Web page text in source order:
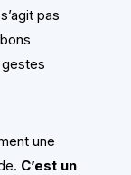
pas
gestes
une
C’est un